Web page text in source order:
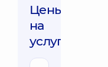
Цены
на
услуги: